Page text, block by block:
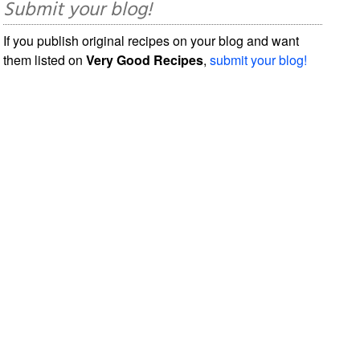
Submit your blog!
If you publish original recipes on your blog and want
them listed onVery Good Recipes,submit your blog!